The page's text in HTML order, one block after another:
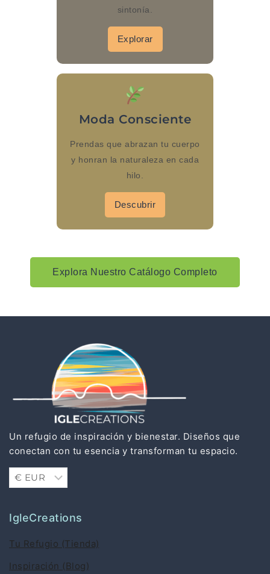
sintonía.
Explorar
Moda Consciente
Prendas que abrazan tu cuerpo
y honran la naturaleza en cada
hilo.
Descubrir
Explora Nuestro Catálogo Completo
Un refugio de inspiración y bienestar. Diseños que
conectan con tu esencia y transforman tu espacio.
IgleCreations
Tu Refugio (Tienda)
Inspiración (Blog)